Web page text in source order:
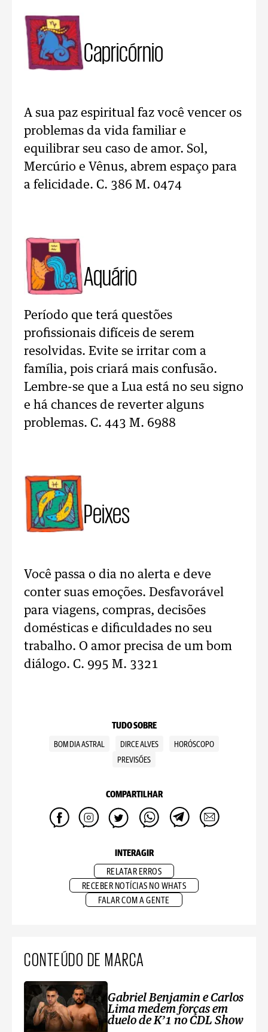
Capricórnio
A sua paz espiritual faz você vencer os
problemas da vida familiar e
equilibrar seu caso de amor. Sol,
Mercúrio e Vênus, abrem espaço para
a felicidade. C. 386 M. 0474
Aquário
Período que terá questões
profissionais difíceis de serem
resolvidas. Evite se irritar com a
família, pois criará mais confusão.
Lembre-se que a Lua está no seu signo
e há chances de reverter alguns
problemas. C. 443 M. 6988
Peixes
Você passa o dia no alerta e deve
conter suas emoções. Desfavorável
para viagens, compras, decisões
domésticas e dificuldades no seu
trabalho. O amor precisa de um bom
diálogo. C. 995 M. 3321
TUDO SOBRE
BOM DIA ASTRAL DIRCE ALVES
HORÓSCOPO
PREVISÕES
COMPARTILHAR
INTERAGIR
RELATAR ERROS
RECEBER NOTÍCIAS NO WHATS
FALAR COM A GENTE
CONTEÚDO DE MARCA
Gabriel Benjamin e Carlos
Lima medem forças em
duelo de K’1 no CDL Show